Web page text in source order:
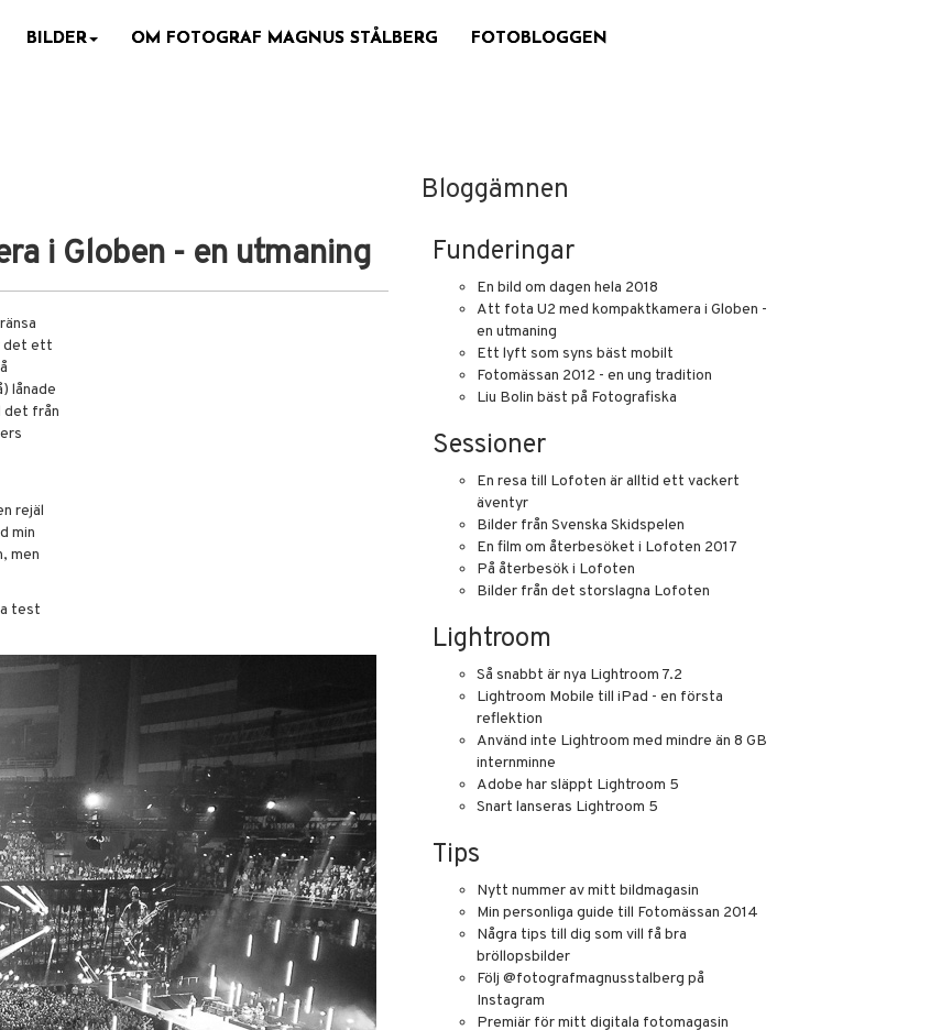
BILDER OM FOTOGRAF MAGNUS STÅLBERG FOTOBLOGGEN
i Globen - en utmaning
det ett
lånade
det från
rejäl
min
men
test
Bloggämnen
Funderingar
En bild om dagen hela 2018
Att fota U2 med kompaktkamera i Globen -
en utmaning
Ett lyft som syns bäst mobilt
Fotomässan 2012 - en ung tradition
Liu Bolin bäst på Fotografiska
Sessioner
En resa till Lofoten är alltid ett vackert
äventyr
Bilder från Svenska Skidspelen
En film om återbesöket i Lofoten 2017
På återbesök i Lofoten
Bilder från det storslagna Lofoten
Lightroom
Så snabbt är nya Lightroom 7.2
Lightroom Mobile till iPad - en första
reflektion
Använd inte Lightroom med mindre än 8 GB
internminne
Adobe har släppt Lightroom 5
Snart lanseras Lightroom 5
Tips
Nytt nummer av mitt bildmagasin
Min personliga guide till Fotomässan 2014
Några tips till dig som vill få bra
bröllopsbilder
Följ @fotografmagnusstalberg på
Instagram
Premiär för mitt digitala fotomagasin